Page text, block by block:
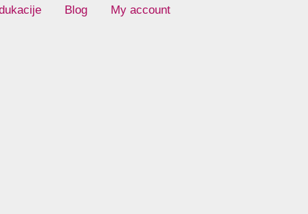
Blog My account